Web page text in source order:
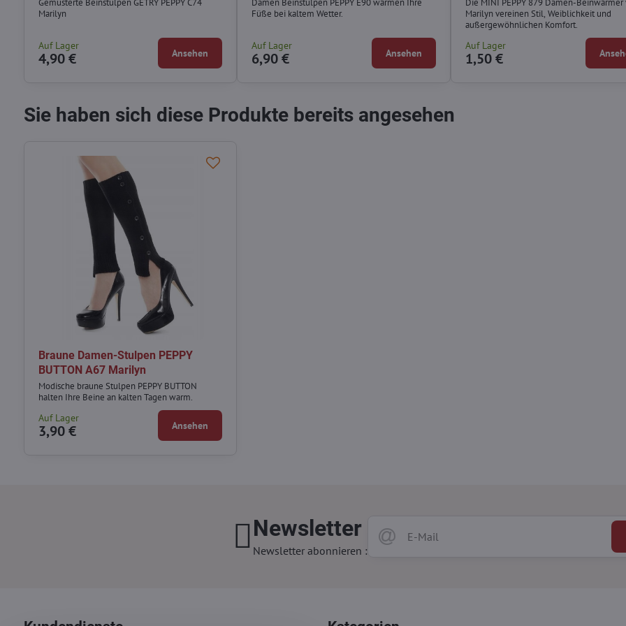
Marilyn
Auf Lager
4,90 € Ansehen
Füße bei kaltem Wetter.
Auf Lager
6,90 € Ansehen
Marilyn vereinen Stil, Weiblichkeit und
außergewöhnlichen Komfort.
Auf Lager
1,50 €
Sie haben sich diese Produkte bereits angesehen
Braune Damen-Stulpen PEPPY
BUTTON A67 Marilyn
Modische braune Stulpen PEPPY BUTTON
halten Ihre Beine an kalten Tagen warm.
Auf Lager
3,90 € Ansehen
Newsletter
Newsletter abonnieren :